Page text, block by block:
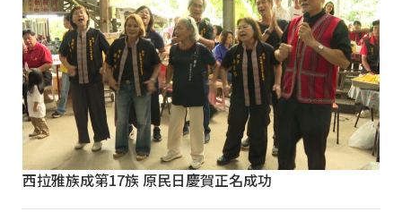
西拉雅族成第17族 原民日慶賀正名成功